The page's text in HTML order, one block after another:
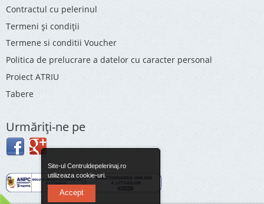
Site-ul Centruldepelerinaj.ro
utilizeaza cookie-uri.
Accept
Contractul cu pelerinul
Termeni și condiții
Termene si conditii Voucher
Politica de prelucrare a datelor cu caracter personal
Proiect ATRIU
Tabere
Urmăriţi-ne pe